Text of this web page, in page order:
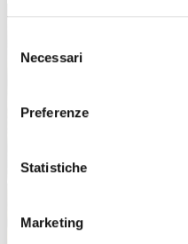
delNecessari
Preferenze
Statistiche
Marketing
Il protagonista della granfondo